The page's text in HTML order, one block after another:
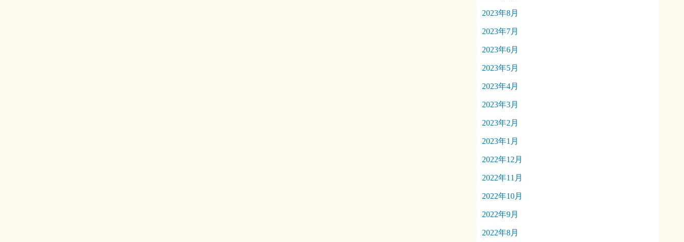
2023年8月
2023年7月
2023年6月
2023年5月
2023年4月
2023年3月
2023年2月
2023年1月
2022年12月
2022年11月
2022年10月
2022年9月
2022年8月